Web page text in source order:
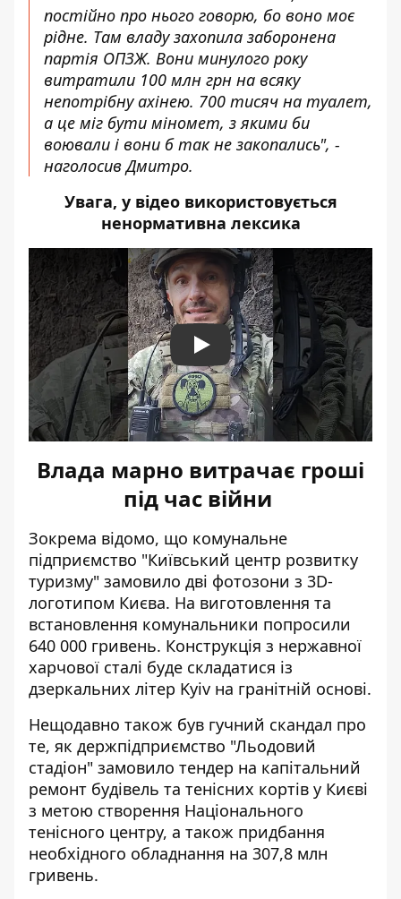
постійно про нього говорю, бо воно моє
рідне. Там владу захопила заборонена
партія ОПЗЖ. Вони минулого року
витратили 100 млн грн на всяку
непотрібну ахінею. 700 тисяч на туалет,
а це міг бути міномет, з якими би
воювали і вони б так не закопались", -
наголосив Дмитро.
Увага, у відео використовується
ненормативна лексика
Play
Влада марно витрачає гроші
під час війни
Зокрема відомо, що комунальне
підприємство "Київський центр розвитку
туризму" замовило дві фотозони з 3D-
логотипом Києва. На виготовлення та
встановлення комунальники попросили
640 000 гривень. Конструкція з нержавної
харчової сталі буде складатися із
дзеркальних літер Kyiv на гранітній основі.
Нещодавно також був гучний скандал про
те, як держпідприємство "Льодовий
стадіон" замовило тендер на капітальний
ремонт будівель та тенісних кортів у Києві
з метою створення Національного
тенісного центру, а також придбання
необхідного обладнання на 307,8 млн
гривень.